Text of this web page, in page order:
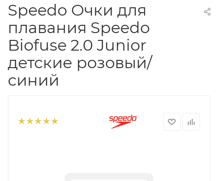
Speedo Очки для
плавания Speedo
Biofuse 2.0 Junior
детские розовый/
синий